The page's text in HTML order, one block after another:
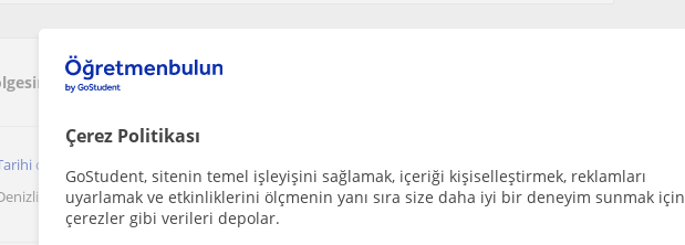
Çerez Politikası
GoStudent, sitenin temel işleyişini sağlamak, içeriği kişiselleştirmek, reklamları
uyarlamak ve etkinliklerini ölçmenin yanı sıra size daha iyi bir deneyim sunmak için
çerezler gibi verileri depolar.
ilginizi çekebilecek diğer Tarih öğretmenleri
olayların derinliklerine beraber eğlenerek inmeye ne dersin?
Sehri